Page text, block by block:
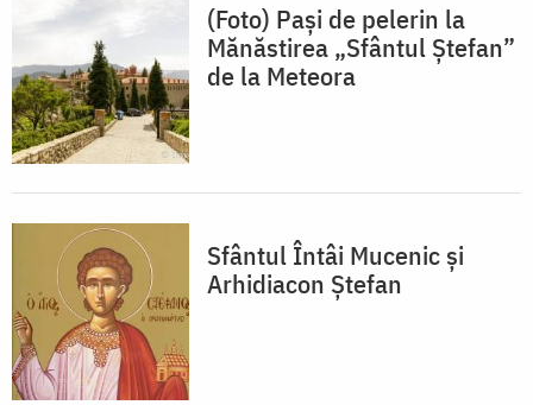
(Foto) Pași de pelerin la
Mănăstirea „Sfântul Ștefan”
de la Meteora
Sfântul Întâi Mucenic și
Arhidiacon Ștefan